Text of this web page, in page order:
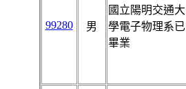
99280 男
國立陽明交通大
學電子物理系已
畢業